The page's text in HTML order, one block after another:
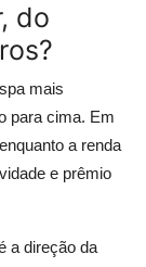
do
mais
para cima. Em
a renda
e prêmio
a direção da